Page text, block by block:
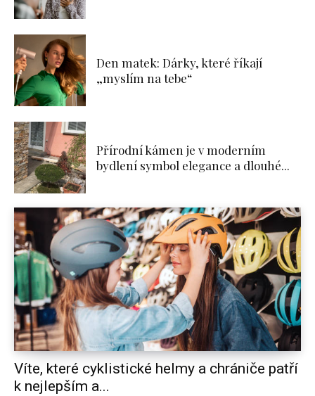
Den matek: Dárky, které říkají
„myslím na tebe“
Přírodní kámen je v moderním
bydlení symbol elegance a dlouhé...
Víte, které cyklistické helmy a chrániče patří
k nejlepším a...